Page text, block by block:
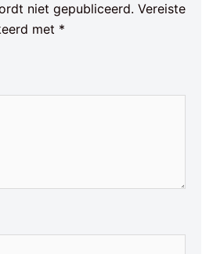
niet gepubliceerd. Vereiste
met *